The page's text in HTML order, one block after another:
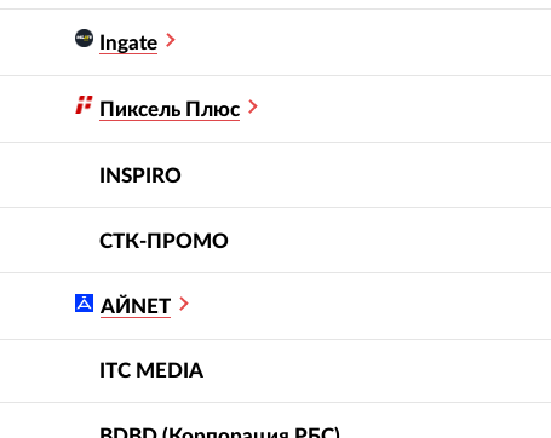
Ingate
Пиксель Плюс
INSPIRO
СТК-ПРОМО
АЙNET
ITC MEDIA